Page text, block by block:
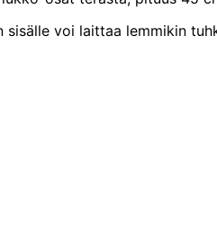
voi laittaa lemmikin